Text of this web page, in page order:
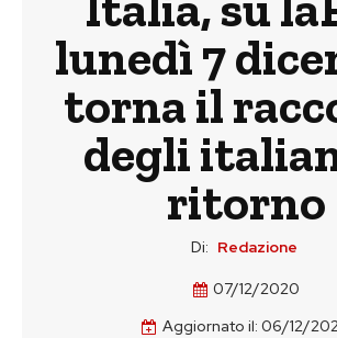
lunedì 7
torna il
degli
ritorno
Di: Redazione
07/12/2020
Aggiornato il: 06/12/